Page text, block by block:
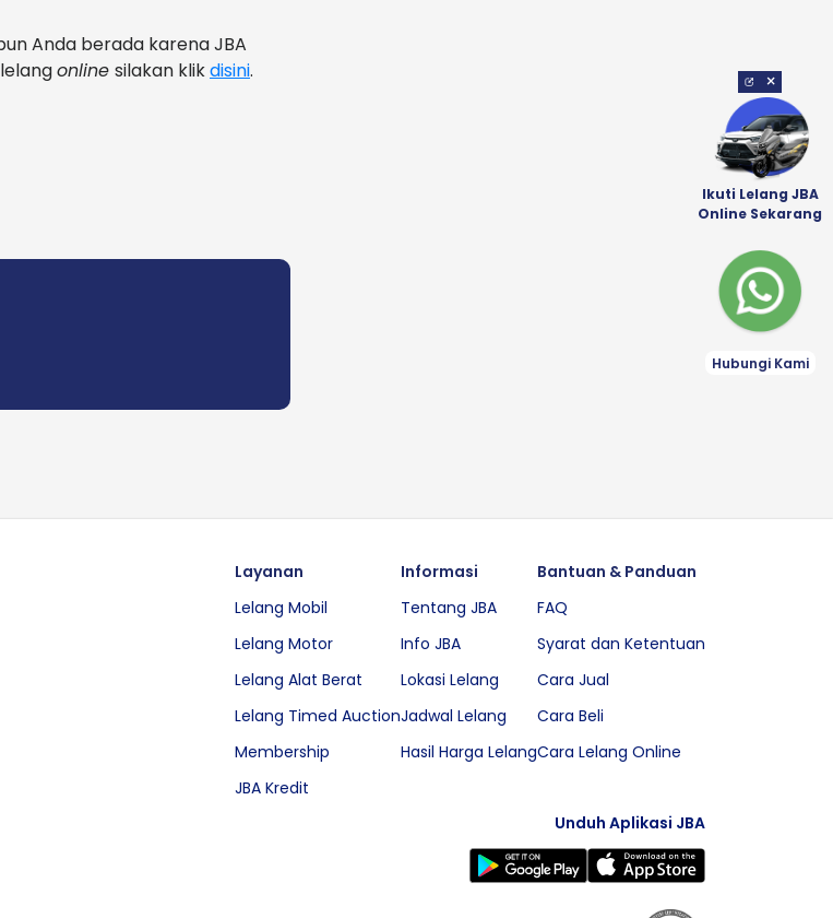
Anda berada karena JBA
online silakan klikdisini.
Layanan
Lelang Mobil
Lelang Motor
Lelang Alat Berat
Lelang Timed Auction
Membership
JBA Kredit
Informasi
Tentang JBA
Info JBA
Lokasi Lelang
Jadwal Lelang
Hasil Harga Lelang
Bantuan & Panduan
FAQ
Syarat dan Ketentuan
Cara Jual
Cara Beli
Cara Lelang Online
Unduh Aplikasi JBA
×
Ikuti Lelang JBA
Online Sekarang
Hubungi Kami